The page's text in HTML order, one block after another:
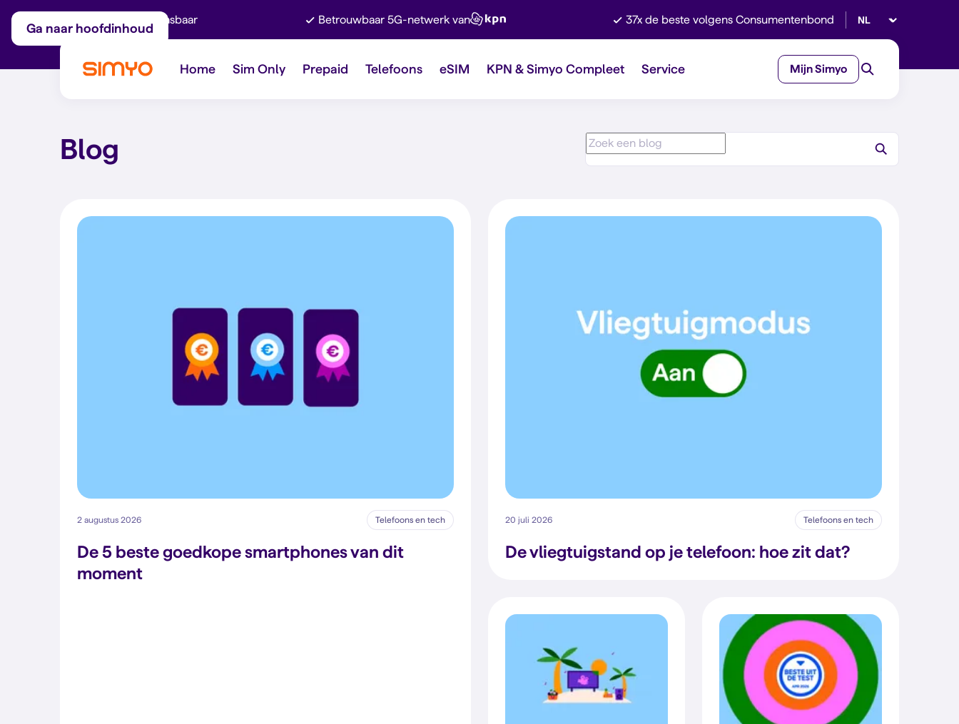
Ga naar hoofdinhoud
Maandelijks aanpasbaar Betrouwbaar 5G-netwerk van 37x de beste volgens Consumentenbond Selecteer taal
Home Sim Only Prepaid Telefoons eSIM KPN & Simyo Compleet Service Mijn Simyo
Blog
2 augustus 2026 Telefoons en tech
De 5 beste goedkope smartphones van dit
moment
20 juli 2026 Telefoons en tech
De vliegtuigstand op je telefoon: hoe zit dat?